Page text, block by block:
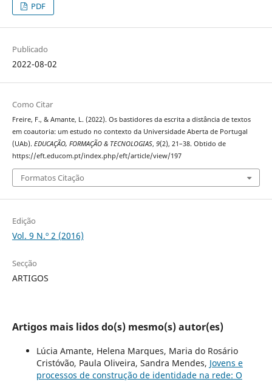
PDF
Publicado
2022-08-02
Como Citar
Freire, F., & Amante, L. (2022). Os bastidores da escrita a distância de textos
em coautoria: um estudo no contexto da Universidade Aberta de Portugal
(UAb). EDUCAÇÃO, FORMAÇÃO & TECNOLOGIAS, 9(2), 21–38. Obtido de
https://eft.educom.pt/index.php/eft/article/view/197
Formatos Citação
Edição
Vol. 9 N.º 2 (2016)
Secção
ARTIGOS
Artigos mais lidos do(s) mesmo(s) autor(es)
Lúcia Amante, Helena Marques, Maria do Rosário
Cristóvão, Paula Oliveira, Sandra Mendes, Jovens e
processos de construção de identidade na rede: O